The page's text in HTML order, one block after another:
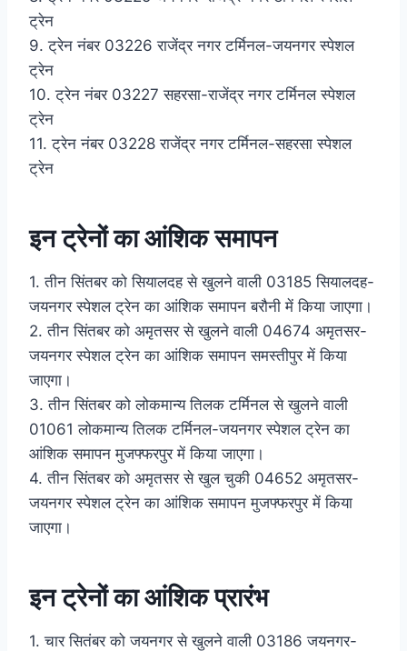
ट्रेन
9. ट्रेन नंबर 03226 राजेंद्र नगर टर्मिनल-जयनगर स्पेशल
ट्रेन
10. ट्रेन नंबर 03227 सहरसा-राजेंद्र नगर टर्मिनल स्पेशल
ट्रेन
11. ट्रेन नंबर 03228 राजेंद्र नगर टर्मिनल-सहरसा स्पेशल
ट्रेन
इन ट्रेनों का आंशिक समापन
1. तीन सिंतबर को सियालदह से खुलने वाली 03185 सियालदह-
जयनगर स्पेशल ट्रेन का आंशिक समापन बरौनी में किया जाएगा।
2. तीन सिंतबर को अमृतसर से खुलने वाली 04674 अमृतसर-
जयनगर स्पेशल ट्रेन का आंशिक समापन समस्तीपुर में किया
जाएगा।
3. तीन सिंतबर को लोकमान्य तिलक टर्मिनल से खुलने वाली
01061 लोकमान्य तिलक टर्मिनल-जयनगर स्पेशल ट्रेन का
आंशिक समापन मुजफ्फरपुर में किया जाएगा।
4. तीन सिंतबर को अमृतसर से खुल चुकी 04652 अमृतसर-
जयनगर स्पेशल ट्रेन का आंशिक समापन मुजफ्फरपुर में किया
जाएगा।
इन ट्रेनों का आंशिक प्रारंभ
1. चार सितंबर को जयनगर से खुलने वाली 03186 जयनगर-